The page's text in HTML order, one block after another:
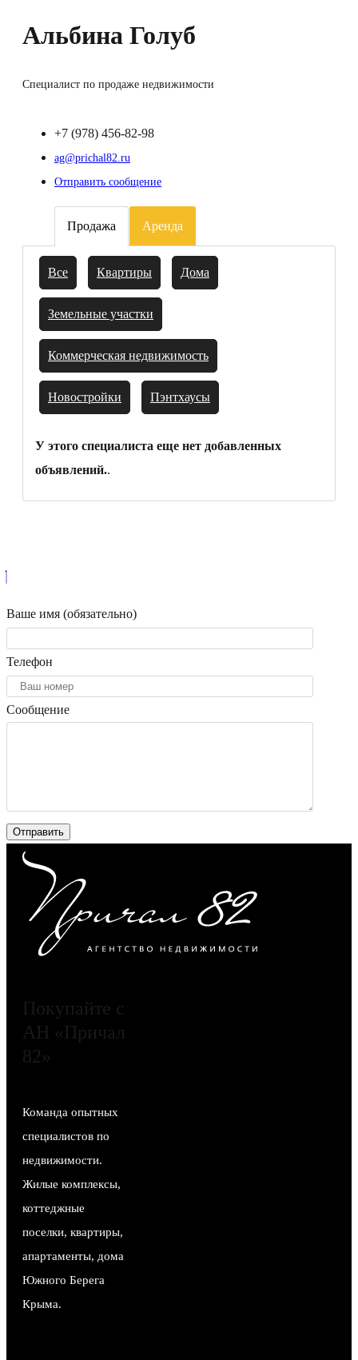
Альбина Голуб
Специалист по продаже недвижимости
+7 (978) 456-82-98
ag@prichal82.ru
Отправить сообщение
Продажа Аренда
Все Квартиры Дома
Земельные участки
Коммерческая недвижимость
Новостройки Пэнтхаусы
У этого специалиста еще нет добавленных
объявлений..
Ваше имя (обязательно)
Телефон
Сообщение
Покупайте с
АН «Причал
82»
Команда опытных
специалистов по
недвижимости.
Жилые комплексы,
коттеджные
поселки, квартиры,
апартаменты, дома
Южного Берега
Крыма.